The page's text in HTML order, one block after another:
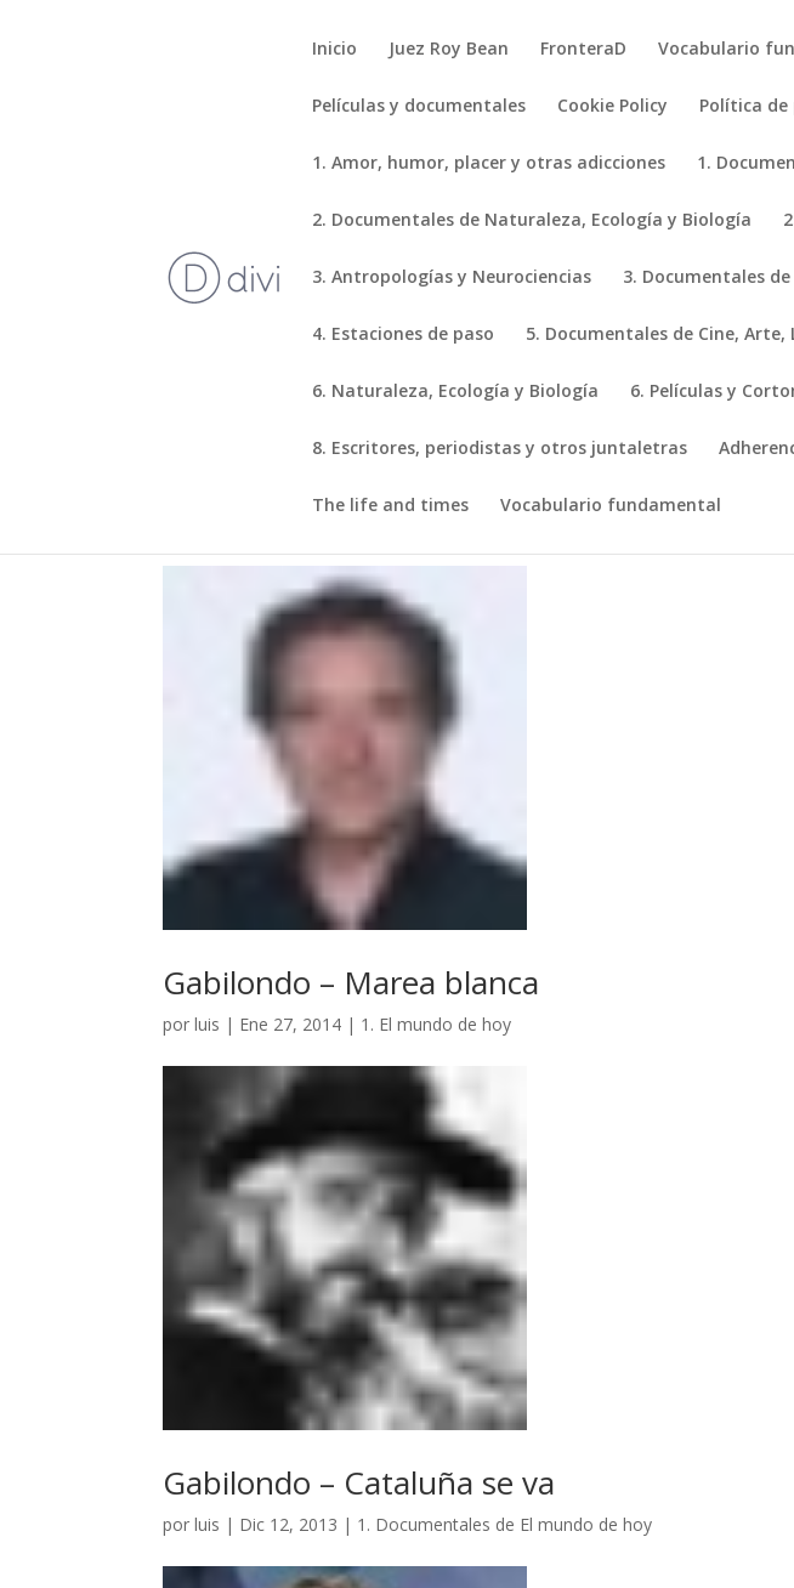
Inicio Juez Roy Bean FronteraD Vocabulario
Películas y documentales Cookie Policy Política de
1. Amor, humor, placer y otras adicciones 1.
2. Documentales de Naturaleza, Ecología y Biología
3. Antropologías y Neurociencias 3. Documentales
4. Estaciones de paso 5. Documentales de Cine,
6. Naturaleza, Ecología y Biología 6. Películas y
8. Escritores, periodistas y otros juntaletras
The life and times Vocabulario fundamental
Gabilondo – Marea blanca
porluis | Ene 27, 2014 | 1. El mundo de hoy
Gabilondo – Cataluña se va
porluis | Dic 12, 2013 | 1. Documentales de El mundo de hoy